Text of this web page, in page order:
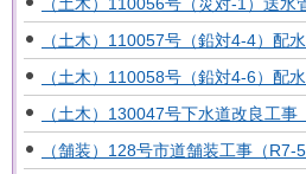
（土木）110056号（災対-1）送水
（土木）110057号（鉛対4-4）配
（土木）110058号（鉛対4-6）配
（土木）130047号下水道改良工事
（舗装）128号市道舗装工事（R7-5